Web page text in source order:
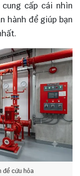
cấp cái nhìn
hành để giúp bạn
để cứu hỏa